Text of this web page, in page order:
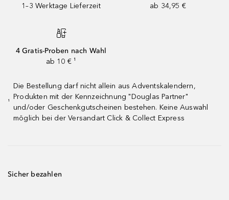
1–3 Werktage Lieferzeit ab 34,95 €
4 Gratis-Proben nach Wahl
ab 10 € ¹
¹
Die Bestellung darf nicht allein aus Adventskalendern,
Produkten mit der Kennzeichnung "Douglas Partner"
und/oder Geschenkgutscheinen bestehen. Keine Auswahl
möglich bei der Versandart Click & Collect Express
Sicher bezahlen